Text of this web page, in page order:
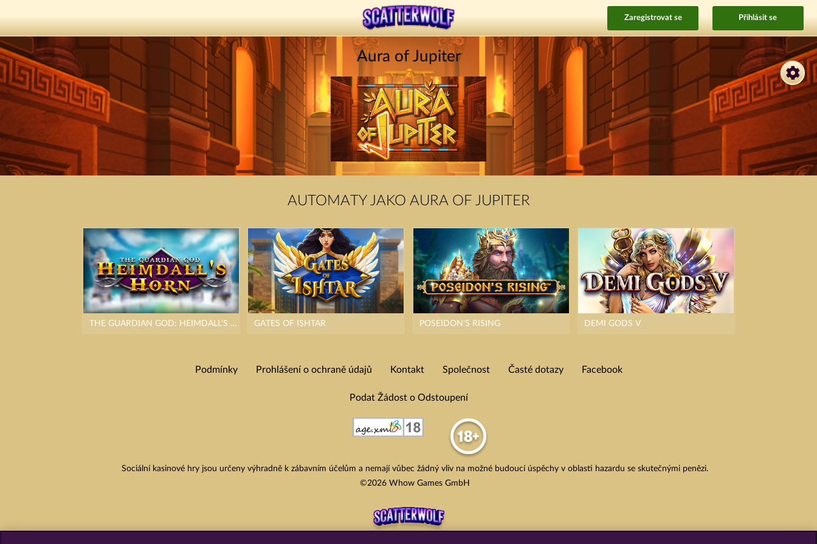
Zaregistrovat se Přihlásit se
Aura of Jupiter
AUTOMATY JAKO AURA OF JUPITER
THE GUARDIAN GOD: HEIMDALL'S HORN GATES OF ISHTAR POSEIDON'S RISING DEMI GODS V
Podmínky Prohlášení o ochraně údajů Kontakt Společnost Časté dotazy Facebook
Podat Žádost o Odstoupení
Sociální kasinové hry jsou určeny výhradně k zábavním účelům a nemají vůbec žádný vliv na možné budoucí úspěchy v oblasti hazardu se skutečnými penězi.
©2026 Whow Games GmbH